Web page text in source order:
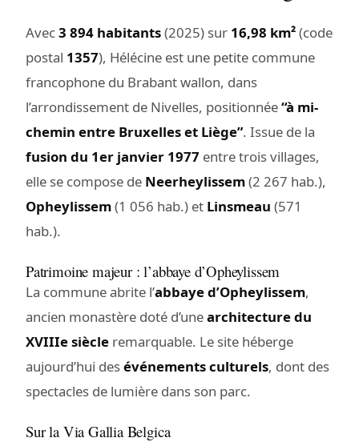
Avec3 894 habitants(2025) sur 16,98 km²(code
postal 1357), Hélécine est une petite commune
francophone du Brabant wallon, dans
l’arrondissement de Nivelles, positionnée“à mi-
chemin entre Bruxelles et Liège”. Issue de la
fusion du 1er janvier 1977 entre trois villages,
elle se compose de Neerheylissem(2 267 hab.),
Opheylissem(1 056 hab.) et Linsmeau (571
hab.).
Patrimoine majeur : l’abbaye d’Opheylissem
La commune abrite l’abbaye d’Opheylissem,
ancien monastère doté d’unearchitecture du
XVIIIe siècle remarquable. Le site héberge
aujourd’hui desévénements culturels, dont des
spectacles de lumière dans son parc.
Sur la Via Gallia Belgica